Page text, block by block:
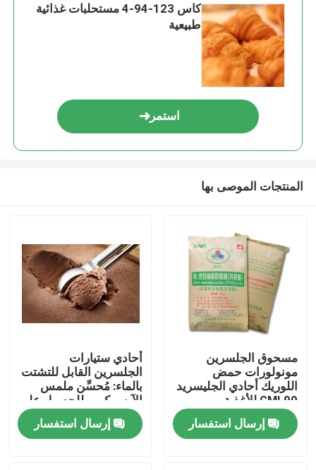
منزل
منتجات
كاس 123-94-4 مستحلبات غذائية
طبيعية
استمر
المنتجات الموصى بها
مسحوق الجلسرين
مونولورات حمض
اللوريك أحادي الجليسريد
GML90 للأغذية
إرسال استفسار
أحادي ستيارات
الجلسرين القابل للتشتت
بالماء: مُحسِّن ملمس
الآيس كريم للحصول على
حلويات مجمدة كريمية
وسلسةإرسال استفسار